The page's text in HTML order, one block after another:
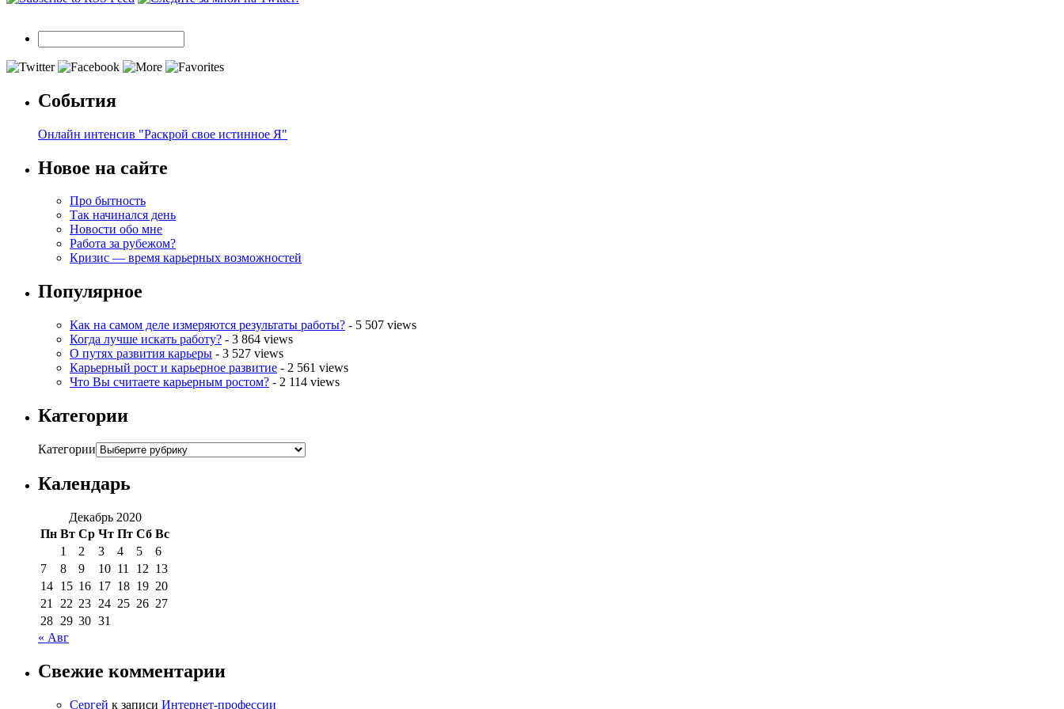
События
Онлайн интенсив "Раскрой свое истинное Я"
Новое на сайте
Про бытность
Так начинался день
Новости обо мне
Работа за рубежом?
Кризис — время карьерных возможностей
Популярное
Как на самом деле измеряются результаты работы? - 5 507 views
Когда лучше искать работу? - 3 864 views
О путях развития карьеры - 3 527 views
Карьерный рост и карьерное развитие - 2 561 views
Что Вы считаете карьерным ростом? - 2 114 views
Категории
Категории
Календарь
Декабрь 2020
Пн Вт Ср Чт Пт Сб Вс
1
2 3 4 5
6
7
8 9 10 11 12 13
14 15 16 17 18 19 20
21
22 23 24 25 26 27
28 29 30 31
« Авг
Свежие комментарии
Сергей к записи Интернет-профессии